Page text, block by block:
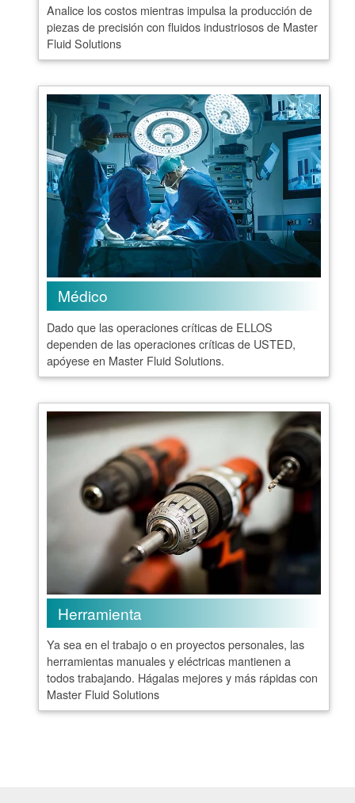
Analice los costos mientras impulsa la producción de
piezas de precisión con fluidos industriosos de Master
Fluid Solutions
Médico
Dado que las operaciones críticas de ELLOS
dependen de las operaciones críticas de USTED,
apóyese en Master Fluid Solutions.
Herramienta
Ya sea en el trabajo o en proyectos personales, las
herramientas manuales y eléctricas mantienen a
todos trabajando. Hágalas mejores y más rápidas con
Master Fluid Solutions